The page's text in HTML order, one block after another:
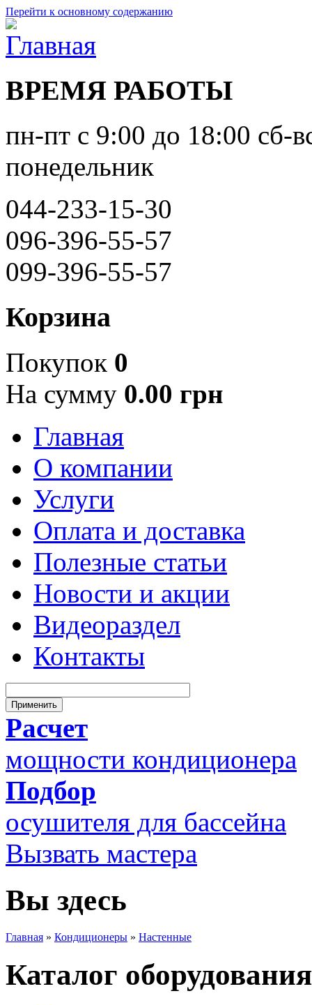
Перейти к основному содержанию
ВРЕМЯ РАБОТЫ
пн-пт с 9:00 до 18:00 сб-
понедельник
044-233-15-30
096-396-55-57
099-396-55-57
Корзина
Покупок 0
На сумму 0.00 грн
Главная
О компании
Услуги
Оплата и доставка
Полезные статьи
Новости и акции
Видеораздел
Контакты
Расчет
мощности кондиционера
Подбор
осушителя для бассейна
Вызвать мастера
Вы здесь
Главная » Кондиционеры » Настенные
Каталог оборудования